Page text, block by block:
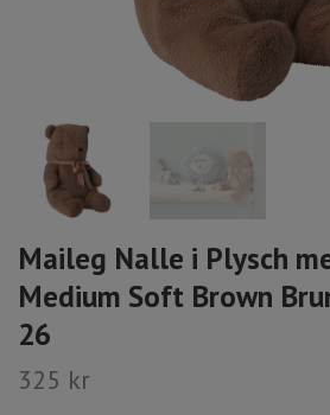
Maileg Nalle i Plysch
Medium Soft Brown
26
325 kr